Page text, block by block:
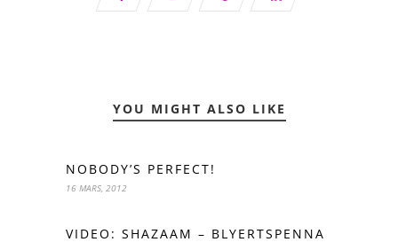
YOU MIGHT ALSO LIKE
NOBODY’S PERFECT!
16 MARS, 2012
VIDEO: SHAZAAM – BLYERTSPENNA